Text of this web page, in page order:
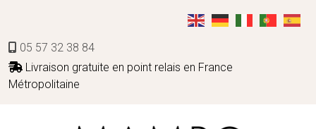
05 57 32 38 84
Livraison gratuite en point relais en France
Métropolitaine